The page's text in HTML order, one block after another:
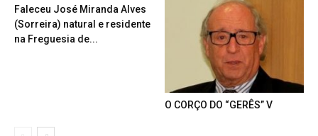
Faleceu José Miranda Alves
(Sorreira) natural e residente
na Freguesia de...
O CORÇO DO “GERÊS” V